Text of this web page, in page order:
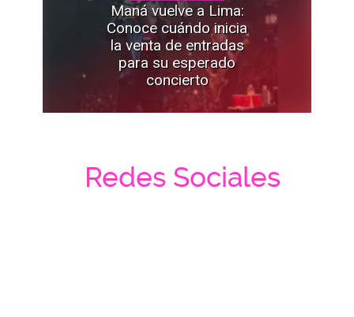
Maná vuelve a Lima:
Conoce cuándo inicia
la venta de entradas
para su esperado
concierto
Redes Sociales